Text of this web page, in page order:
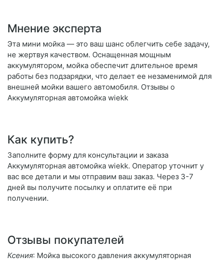
Мнение эксперта
Эта мини мойка — это ваш шанс облегчить себе задачу,
не жертвуя качеством. Оснащенная мощным
аккумулятором, мойка обеспечит длительное время
работы без подзарядки, что делает ее незаменимой для
внешней мойки вашего автомобиля. Отзывы о
Аккумуляторная автомойка wiekk
Как купить?
Заполните форму для консультации и заказа
Аккумуляторная автомойка wiekk. Оператор уточнит у
вас все детали и мы отправим ваш заказ. Через 3-7
дней вы получите посылку и оплатите её при
получении.
Отзывы покупателей
Ксения: Мойка высокого давления аккумуляторная